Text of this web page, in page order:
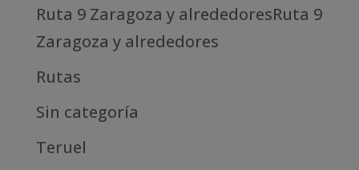
Ruta 9 Zaragoza y alrededoresRuta 9
Zaragoza y alrededores
Rutas
Sin categoría
Teruel